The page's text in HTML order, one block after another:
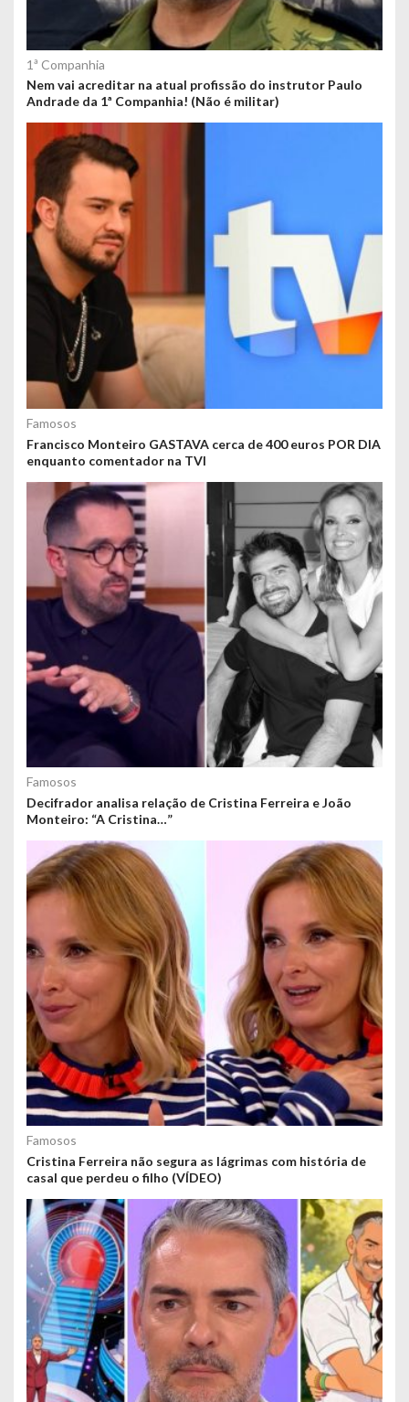
1ª Companhia
Nem vai acreditar na atual profissão do instrutor Paulo
Andrade da 1ª Companhia! (Não é militar)
Famosos
Francisco Monteiro GASTAVA cerca de 400 euros POR DIA
enquanto comentador na TVI
Famosos
Decifrador analisa relação de Cristina Ferreira e João
Monteiro: “A Cristina…”
Famosos
Cristina Ferreira não segura as lágrimas com história de
casal que perdeu o filho (VÍDEO)